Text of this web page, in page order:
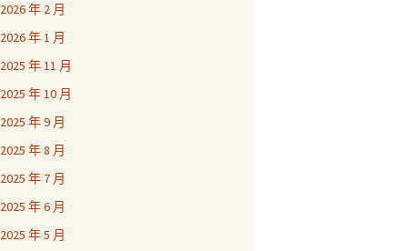
2026 年 2 月
2026 年 1 月
2025 年 11 月
2025 年 10 月
2025 年 9 月
2025 年 8 月
2025 年 7 月
2025 年 6 月
2025 年 5 月